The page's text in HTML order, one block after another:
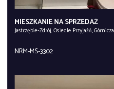
MIESZKANIE NA SPRZEDAŻ
Jastrzębie-Zdrój, Osiedle Przyjaźń, Górnicza
NRM-MS-3302